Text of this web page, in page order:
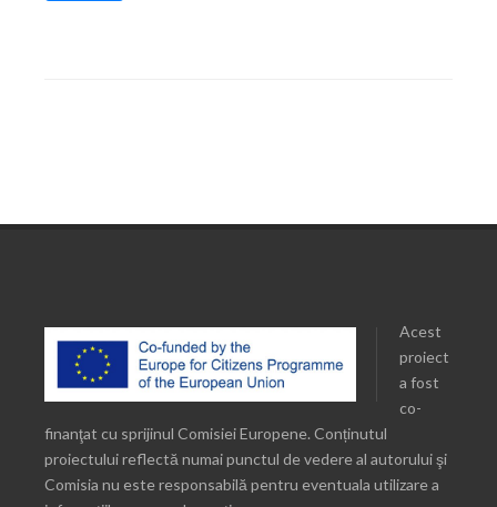
Acest
proiect
a fost
co-
finanţat cu sprijinul Comisiei Europene. Conținutul
proiectului reflectă numai punctul de vedere al autorului şi
Comisia nu este responsabilă pentru eventuala utilizare a